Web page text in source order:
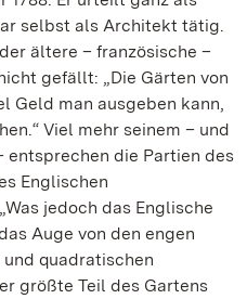
selbst als Architekt tätig.
ältere – französische –
gefällt: „Die Gärten von
Geld man ausgeben kann,
Viel mehr seinem – und
die Partien des
Englischen
jedoch das Englische
Auge von den engen
quadratischen
größte Teil des Gartens